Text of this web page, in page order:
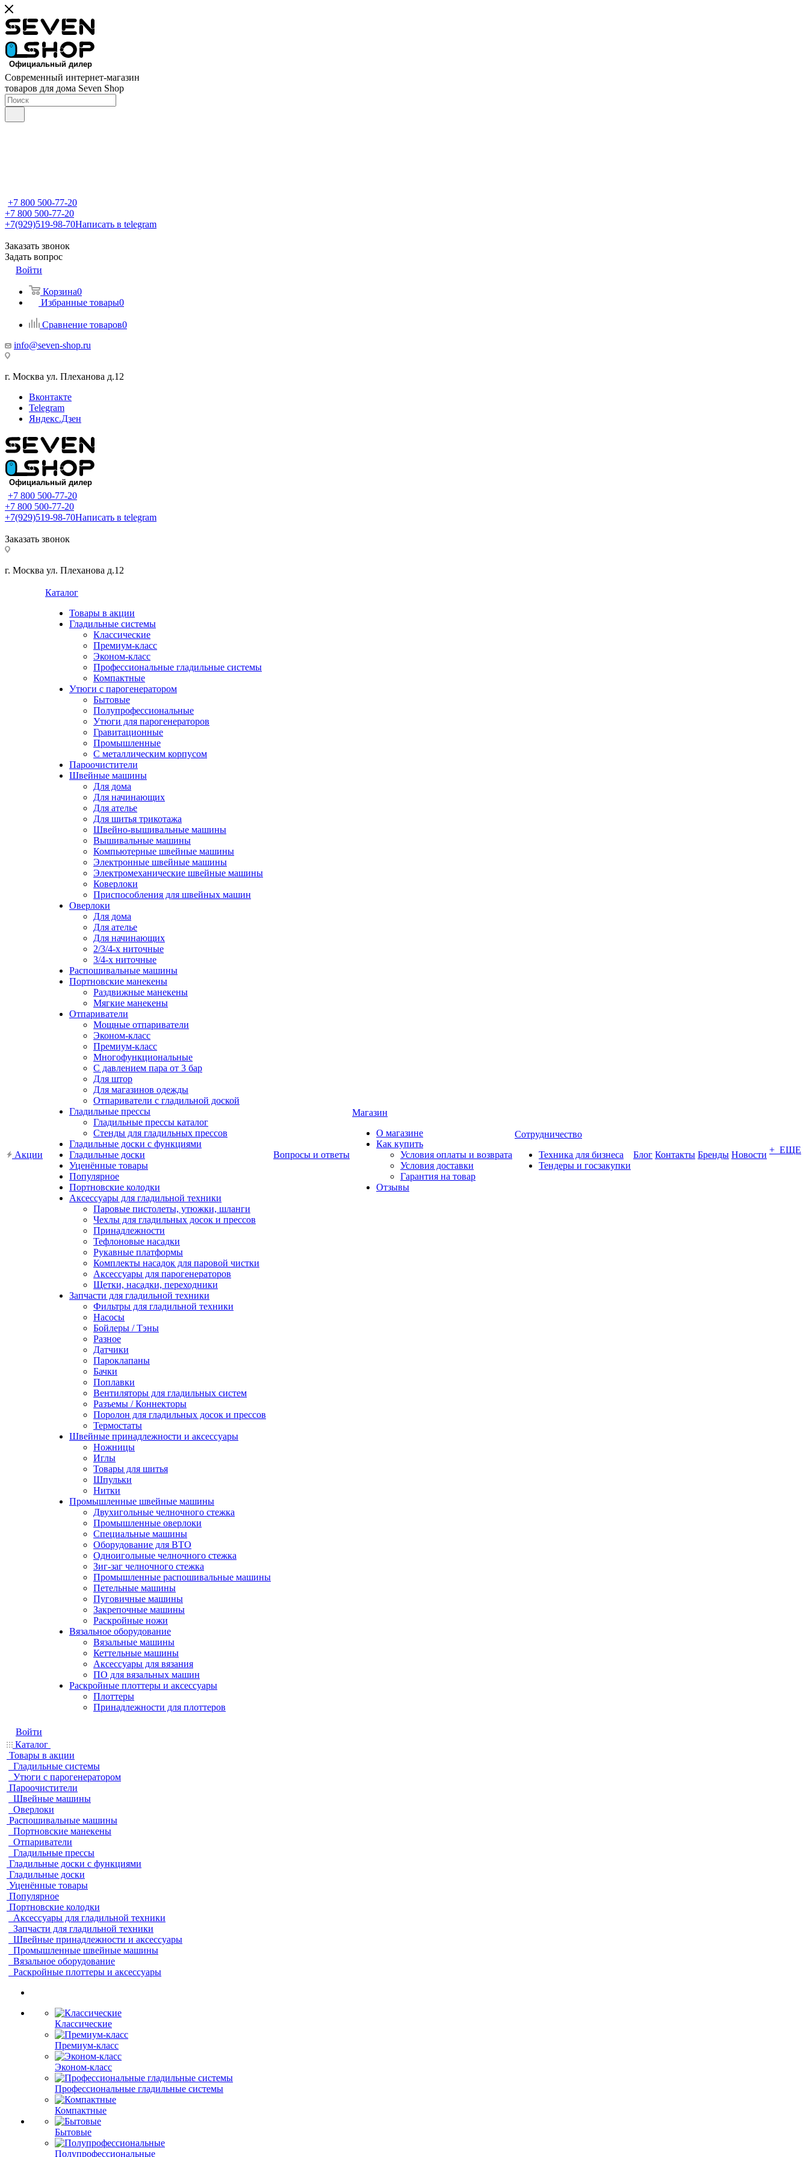
Современный интернет-магазин
товаров для дома Seven Shop
+7 800 500-77-20
+7 800 500-77-20
+7(929)519-98-70Написать в telegram
Заказать звонок
Задать вопрос
Войти
Корзина0
Избранные товары0
Сравнение товаров0
info@seven-shop.ru
г. Москва ул. Плеханова д.12
Вконтакте
Telegram
Яндекс.Дзен
+7 800 500-77-20
+7 800 500-77-20
+7(929)519-98-70Написать в telegram
Заказать звонок
г. Москва ул. Плеханова д.12
Акции
Каталог
Товары в акции
Гладильные системы
Классические
Премиум-класс
Эконом-класс
Профессиональные гладильные системы
Компактные
Утюги с парогенератором
Бытовые
Полупрофессиональные
Утюги для парогенераторов
Гравитационные
Промышленные
С металлическим корпусом
Пароочистители
Швейные машины
Для дома
Для начинающих
Для ателье
Для шитья трикотажа
Швейно-вышивальные машины
Вышивальные машины
Компьютерные швейные машины
Электронные швейные машины
Электромеханические швейные машины
Коверлоки
Приспособления для швейных машин
Оверлоки
Для дома
Для ателье
Для начинающих
2/3/4-х ниточные
3/4-х ниточные
Распошивальные машины
Портновские манекены
Раздвижные манекены
Мягкие манекены
Отпариватели
Мощные отпариватели
Эконом-класс
Премиум-класс
Многофункциональные
С давлением пара от 3 бар
Для штор
Для магазинов одежды
Отпариватели с гладильной доской
Гладильные прессы
Гладильные прессы каталог
Стенды для гладильных прессов
Гладильные доски с функциями
Гладильные доски
Уценённые товары
Популярное
Портновские колодки
Аксессуары для гладильной техники
Паровые пистолеты, утюжки, шланги
Чехлы для гладильных досок и прессов
Принадлежности
Тефлоновые насадки
Рукавные платформы
Комплекты насадок для паровой чистки
Аксессуары для парогенераторов
Щетки, насадки, переходники
Запчасти для гладильной техники
Фильтры для гладильной техники
Насосы
Бойлеры / Тэны
Разное
Датчики
Пароклапаны
Бачки
Поплавки
Вентиляторы для гладильных систем
Разъемы / Коннекторы
Поролон для гладильных досок и прессов
Термостаты
Швейные принадлежности и аксессуары
Ножницы
Иглы
Товары для шитья
Шпульки
Нитки
Промышленные швейные машины
Двухигольные челночного стежка
Промышленные оверлоки
Специальные машины
Оборудование для ВТО
Одноигольные челночного стежка
Зиг-заг челночного стежка
Промышленные распошивальные машины
Петельные машины
Пуговичные машины
Закрепочные машины
Раскройные ножи
Вязальное оборудование
Вязальные машины
Кеттельные машины
Аксессуары для вязания
ПО для вязальных машин
Раскройные плоттеры и аксессуары
Плоттеры
Принадлежности для плоттеров
Вопросы и ответы
Магазин
О магазине
Как купить
Условия оплаты и возврата
Условия доставки
Гарантия на товар
Отзывы
Сотрудничество
Техника для бизнеса
Тендеры и госзакупки
Блог Контакты Бренды Новости + ЕЩЕ
Войти
Каталог
Товары в акции
Гладильные системы
Утюги с парогенератором
Пароочистители
Швейные машины
Оверлоки
Распошивальные машины
Портновские манекены
Отпариватели
Гладильные прессы
Гладильные доски с функциями
Гладильные доски
Уценённые товары
Популярное
Портновские колодки
Аксессуары для гладильной техники
Запчасти для гладильной техники
Швейные принадлежности и аксессуары
Промышленные швейные машины
Вязальное оборудование
Раскройные плоттеры и аксессуары
Классические
Премиум-класс
Эконом-класс
Профессиональные гладильные системы
Компактные
Бытовые
Полупрофессиональные